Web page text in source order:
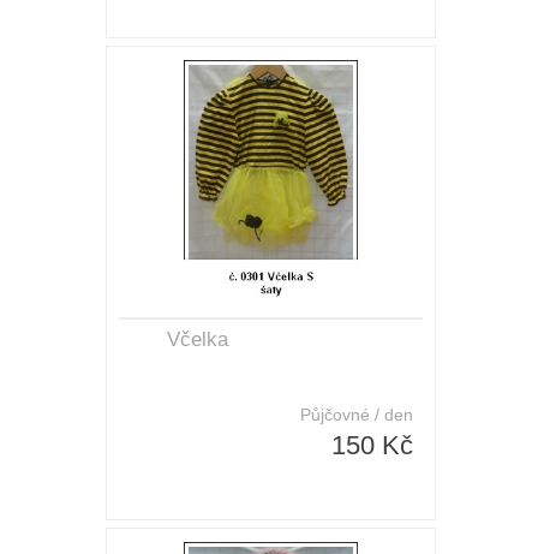
Včelka
Půjčovné / den
150 Kč